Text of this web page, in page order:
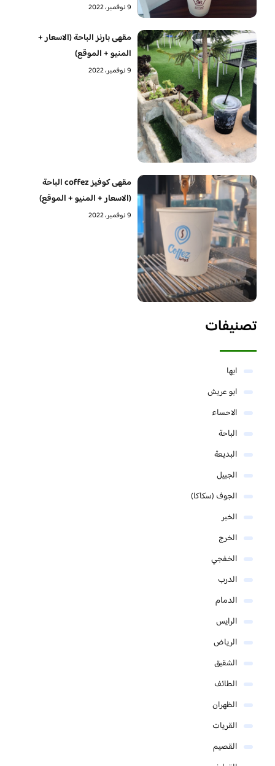
9 نوفمبر، 2022
مقهى بارنز الباحة (الاسعار +
المنيو + الموقع)
9 نوفمبر، 2022
مقهى كوفيز coffez الباحة
(الاسعار + المنيو + الموقع)
9 نوفمبر، 2022
تصنيفات
ابها
ابو عريش
الاحساء
الباحة
البديعة
الجبيل
الجوف (سكاكا)
الخبر
الخرج
الخفجي
الدرب
الدمام
الرايس
الرياض
الشقيق
الطائف
الظهران
القريات
القصيم